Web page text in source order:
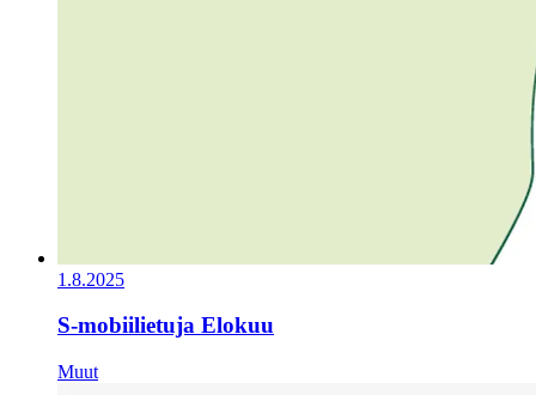
1.8.2025
S-mobiilietuja Elokuu
Muut